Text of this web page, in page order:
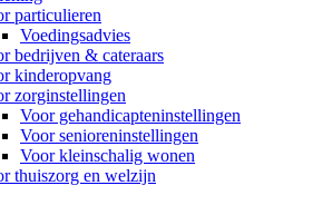
particulieren
Voedingsadvies
bedrijven & cateraars
kinderopvang
zorginstellingen
Voor gehandicapteninstellingen
Voor senioreninstellingen
Voor kleinschalig wonen
thuiszorg en welzijn